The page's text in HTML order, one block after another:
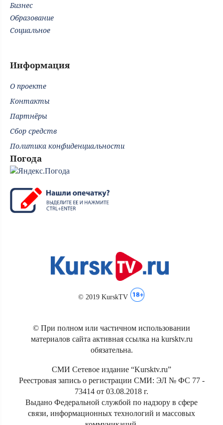
Бизнес
Образование
Социальное
Информация
О проекте
Контакты
Партнёры
Сбор средств
Политика конфиденциальности
Погода
© 2019 KurskTV
© При полном или частичном использовании
материалов сайта активная ссылка на kursktv.ru
обязательна.
СМИ Сетевое издание “Kursktv.ru”
Реестровая запись о регистрации СМИ: ЭЛ № ФС 77 -
73414 от 03.08.2018 г.
Выдано Федеральной службой по надзору в сфере
связи, информационных технологий и массовых